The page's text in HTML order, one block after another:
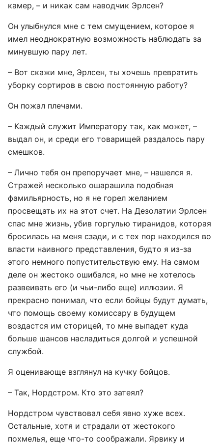
камер, – и никак сам наводчик Эрлсен?
Он улыбнулся мне с тем смущением, которое я
имел неоднократную возможность наблюдать за
минувшую пару лет.
– Вот скажи мне, Эрлсен, ты хочешь превратить
уборку сортиров в свою постоянную работу?
Он пожал плечами.
– Каждый служит Императору так, как может, –
выдал он, и среди его товарищей раздалось пару
смешков.
– Лично тебя он препоручает мне, – нашелся я.
Стражей несколько ошарашила подобная
фамильярность, но я не горел желанием
просвещать их на этот счет. На Дезолатии Эрлсен
спас мне жизнь, убив горгулью тиранидов, которая
бросилась на меня сзади, и с тех пор находился во
власти наивного представления, будто я из-за
этого немного попустительствую ему. На самом
деле он жестоко ошибался, но мне не хотелось
развеивать его (и чьи-либо еще) иллюзии. Я
прекрасно понимал, что если бойцы будут думать,
что помощь своему комиссару в будущем
воздастся им сторицей, то мне выпадет куда
больше шансов насладиться долгой и успешной
службой.
Я оценивающе взглянул на кучку бойцов.
– Так, Нордстром. Кто это затеял?
Нордстром чувствовал себя явно хуже всех.
Остальные, хотя и страдали от жестокого
похмелья, еще что-то соображали. Ярвику и